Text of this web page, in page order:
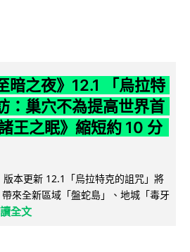
暗之夜》12.1 「烏拉特
：巢穴不為提高世界首
王之眠》縮短約 10 分
版本更新 12.1「烏拉特克的詛咒」將
來全新區域「盤蛇島」、地城「毒牙
全文